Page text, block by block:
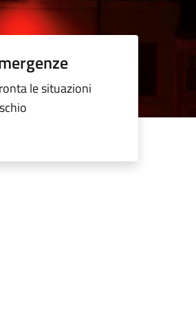
le situazioni